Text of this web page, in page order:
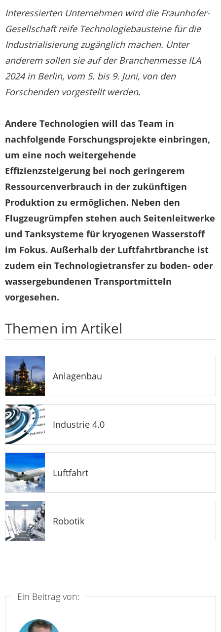
Interessierten Unternehmen wird die Fraunhofer-
Gesellschaft reife Technologiebausteine für die
Industrialisierung zugänglich machen. Unter
anderem sollen sie auf der Branchenmesse ILA
2024 in Berlin, vom 5. bis 9. Juni, von den
Forschenden vorgestellt werden.
Andere Technologien will das Team in
nachfolgende Forschungsprojekte einbringen,
um eine noch weitergehende
Effizienzsteigerung bei noch geringerem
Ressourcenverbrauch in der zukünftigen
Produktion zu ermöglichen. Neben den
Flugzeugrümpfen stehen auch Seitenleitwerke
und Tanksysteme für kryogenen Wasserstoff
im Fokus. Außerhalb der Luftfahrtbranche ist
zudem ein Technologietransfer zu boden- oder
wassergebundenen Transportmitteln
vorgesehen.
Themen im Artikel
Anlagenbau
Industrie 4.0
Luftfahrt
Robotik
Ein Beitrag von: